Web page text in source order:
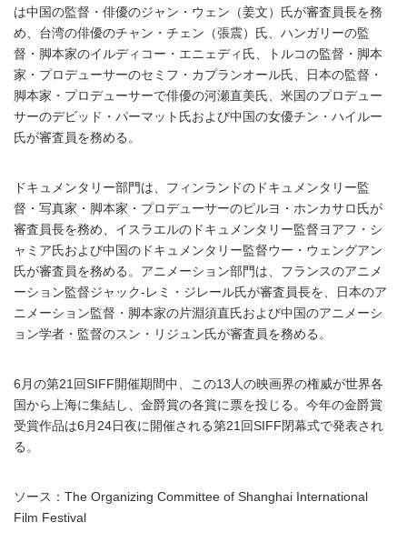
は中国の監督・俳優のジャン・ウェン（姜文）氏が審査員長を務
め、台湾の俳優のチャン・チェン（張震）氏、ハンガリーの監
督・脚本家のイルディコー・エニェディ氏、トルコの監督・脚本
家・プロデューサーのセミフ・カプランオール氏、日本の監督・
脚本家・プロデューサーで俳優の河瀬直美氏、米国のプロデュー
サーのデビッド・パーマット氏および中国の女優チン・ハイルー
氏が審査員を務める。
ドキュメンタリー部門は、フィンランドのドキュメンタリー監
督・写真家・脚本家・プロデューサーのピルヨ・ホンカサロ氏が
審査員長を務め、イスラエルのドキュメンタリー監督ヨアフ・シ
ャミア氏および中国のドキュメンタリー監督ウー・ウェングアン
氏が審査員を務める。アニメーション部門は、フランスのアニメ
ーション監督ジャック-レミ・ジレール氏が審査員長を、日本のア
ニメーション監督・脚本家の片淵須直氏および中国のアニメーシ
ョン学者・監督のスン・リジュン氏が審査員を務める。
6月の第21回SIFF開催期間中、この13人の映画界の権威が世界各
国から上海に集結し、金爵賞の各賞に票を投じる。今年の金爵賞
受賞作品は6月24日夜に開催される第21回SIFF閉幕式で発表され
る。
ソース：The Organizing Committee of Shanghai International
Film Festival